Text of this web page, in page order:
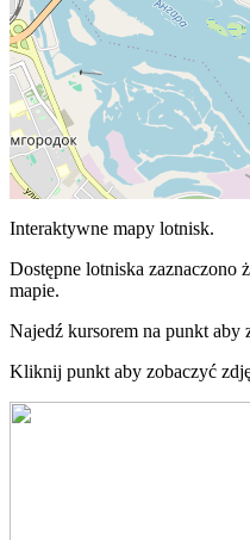
Interaktywne mapy lotnisk.
Dostępne lotniska zaznaczono
mapie.
Najedź kursorem na punkt aby
Kliknij punkt aby zobaczyć